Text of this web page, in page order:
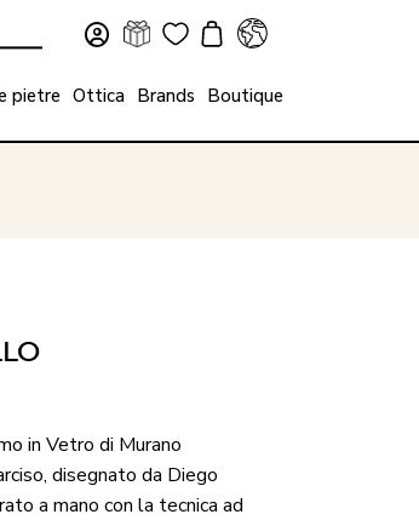
pietre Ottica Brands Boutique
in Vetro di Murano
disegnato da Diego
a mano con la tecnica ad